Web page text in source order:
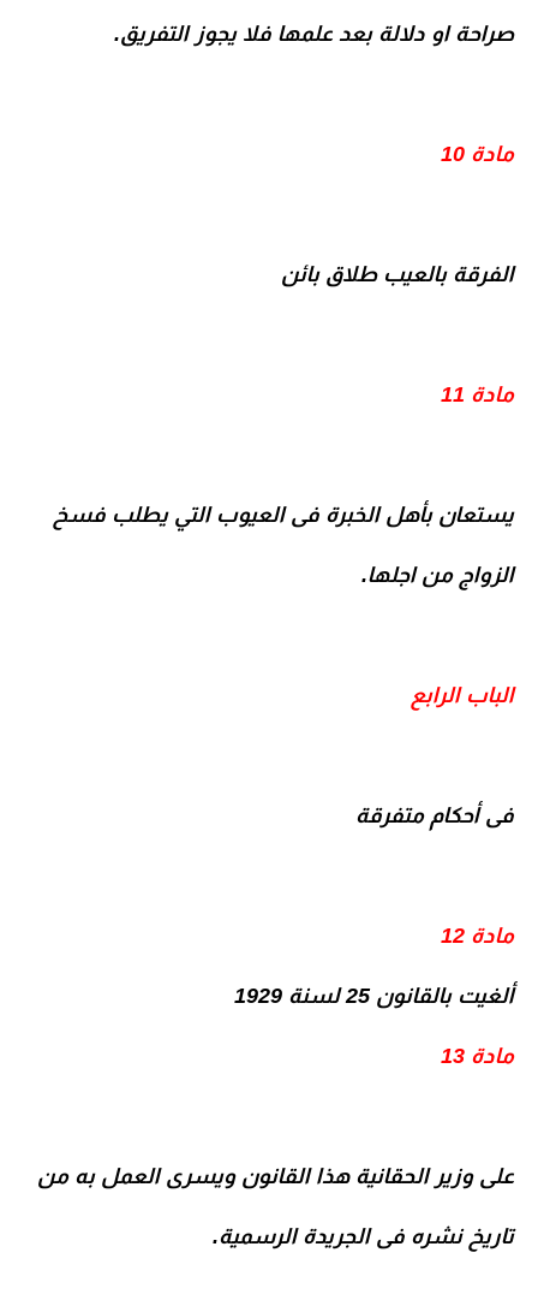
صراحة او دلالة بعد علمها فلا يجوز التفريق.
مادة 10
الفرقة بالعيب طلاق بائن
مادة 11
يستعان بأهل الخبرة فى العيوب التي يطلب فسخ
الزواج من اجلها.
الباب الرابع
فى أحكام متفرقة
مادة 12
ألغيت بالقانون 25 لسنة 1929
مادة 13
على وزير الحقانية هذا القانون ويسرى العمل به من
تاريخ نشره فى الجريدة الرسمية.